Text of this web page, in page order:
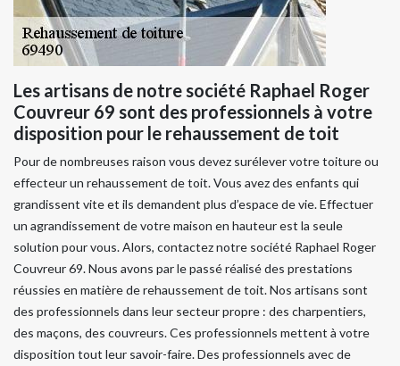
Les artisans de notre société Raphael Roger
Couvreur 69 sont des professionnels à votre
disposition pour le rehaussement de toit
Pour de nombreuses raison vous devez surélever votre toiture ou
effecteur un rehaussement de toit. Vous avez des enfants qui
grandissent vite et ils demandent plus d’espace de vie. Effectuer
un agrandissement de votre maison en hauteur est la seule
solution pour vous. Alors, contactez notre société Raphael Roger
Couvreur 69. Nous avons par le passé réalisé des prestations
réussies en matière de rehaussement de toit. Nos artisans sont
des professionnels dans leur secteur propre : des charpentiers,
des maçons, des couvreurs. Ces professionnels mettent à votre
disposition tout leur savoir-faire. Des professionnels avec de